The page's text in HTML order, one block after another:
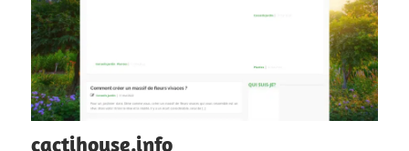
cactihouse.info